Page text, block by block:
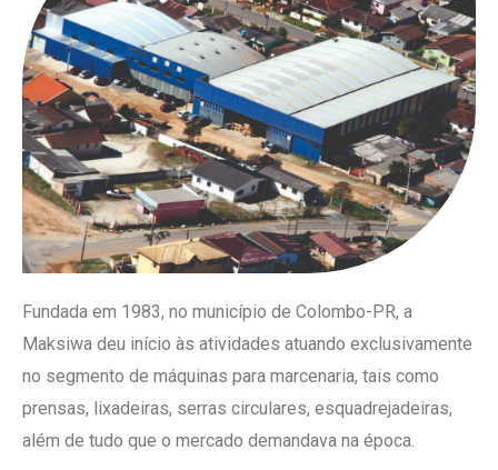
Fundada em 1983, no município de Colombo-PR, a
Maksiwa deu início às atividades atuando exclusivamente
no segmento de máquinas para marcenaria, tais como
prensas, lixadeiras, serras circulares, esquadrejadeiras,
além de tudo que o mercado demandava na época.